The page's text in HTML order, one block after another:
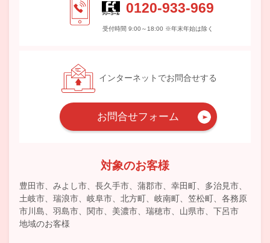
0120-933-969
受付時間 9:00～18:00 ※年末年始は除く
インターネットでお問合せする
お問合せフォーム
対象のお客様
豊田市、みよし市、長久手市、蒲郡市、幸田町、多治見市、
土岐市、瑞浪市、岐阜市、北方町、岐南町、笠松町、各務原
市川島、羽島市、関市、美濃市、瑞穂市、山県市、下呂市
地域のお客様